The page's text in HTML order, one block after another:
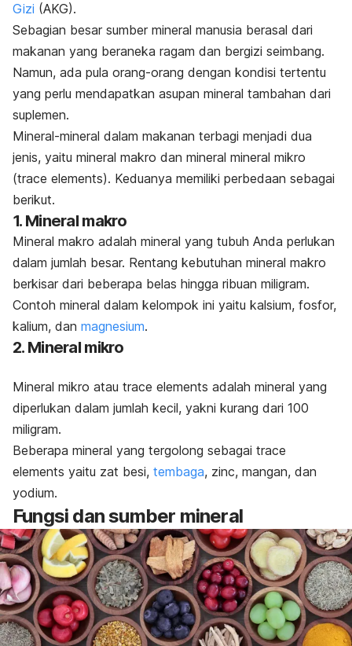
Gizi (AKG).
Sebagian besar sumber mineral manusia berasal dari
makanan yang beraneka ragam dan bergizi seimbang.
Namun, ada pula orang-orang dengan kondisi tertentu
yang perlu mendapatkan asupan mineral tambahan dari
suplemen.
Mineral-mineral dalam makanan terbagi menjadi dua
jenis, yaitu mineral makro dan mineral mineral mikro
(trace elements). Keduanya memiliki perbedaan sebagai
berikut.
1. Mineral makro
Mineral makro adalah mineral yang tubuh Anda perlukan
dalam jumlah besar. Rentang kebutuhan mineral makro
berkisar dari beberapa belas hingga ribuan miligram.
Contoh mineral dalam kelompok ini yaitu kalsium, fosfor,
kalium, dan magnesium.
2. Mineral mikro
Mineral mikro atau trace elements adalah mineral yang
diperlukan dalam jumlah kecil, yakni kurang dari 100
miligram.
Beberapa mineral yang tergolong sebagai trace
elements yaitu zat besi, tembaga, zinc, mangan, dan
yodium.
Fungsi dan sumber mineral